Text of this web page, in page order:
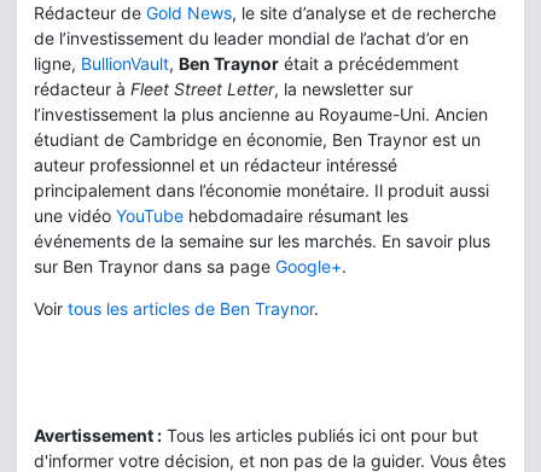
Rédacteur de Gold News, le site d’analyse et de recherche
de l’investissement du leader mondial de l’achat d’or en
ligne, BullionVault, Ben Traynor était a précédemment
rédacteur à Fleet Street Letter, la newsletter sur
l’investissement la plus ancienne au Royaume-Uni. Ancien
étudiant de Cambridge en économie, Ben Traynor est un
auteur professionnel et un rédacteur intéressé
principalement dans l’économie monétaire. Il produit aussi
une vidéo YouTube hebdomadaire résumant les
événements de la semaine sur les marchés. En savoir plus
sur Ben Traynor dans sa page Google+.
Voir tous les articles de Ben Traynor.
Avertissement : Tous les articles publiés ici ont pour but
d'informer votre décision, et non pas de la guider. Vous êtes